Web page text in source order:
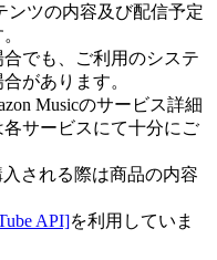
ンツの内容及び配信予定
でも、ご利用のシステ
があります。
Musicのサービス詳細
サービスにて十分にご
入される際は商品の内容
API]を利用していま